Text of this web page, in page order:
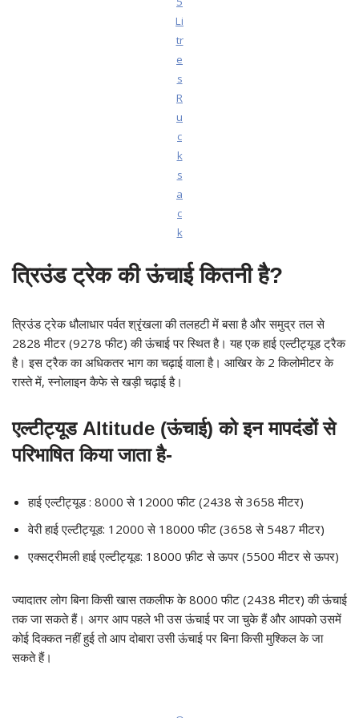
Li
tr
e
s
R
u
c
k
s
a
c
k
त्रिउंड ट्रेक की ऊंचाई कितनी है?
त्रिउंड ट्रेक धौलाधार पर्वत श्रृंखला की तलहटी में बसा है और समुद्र तल से
2828 मीटर (9278 फीट) की ऊंचाई पर स्थित है। यह एक हाई एल्टीट्यूड ट्रैक
है। इस ट्रैक का अधिकतर भाग का चढ़ाई वाला है। आखिर के 2 किलोमीटर के
रास्ते में, स्नोलाइन कैफे से खड़ी चढ़ाई है।
एल्टीट्यूड Altitude (ऊंचाई) को इन मापदंडों से
परिभाषित किया जाता है-
हाई एल्टीट्यूड : 8000 से 12000 फीट (2438 से 3658 मीटर)
वेरी हाई एल्टीट्यूड: 12000 से 18000 फीट (3658 से 5487 मीटर)
एक्सट्रीमली हाई एल्टीट्यूड: 18000 फ़ीट से ऊपर (5500 मीटर से ऊपर)
ज्यादातर लोग बिना किसी खास तकलीफ के 8000 फीट (2438 मीटर) की ऊंचाई
तक जा सकते हैं। अगर आप पहले भी उस ऊंचाई पर जा चुके हैं और आपको उसमें
कोई दिक्कत नहीं हुई तो आप दोबारा उसी ऊंचाई पर बिना किसी मुश्किल के जा
सकते हैं।